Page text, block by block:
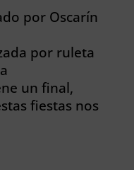
por Oscarín
por ruleta
un final,
fiestas nos